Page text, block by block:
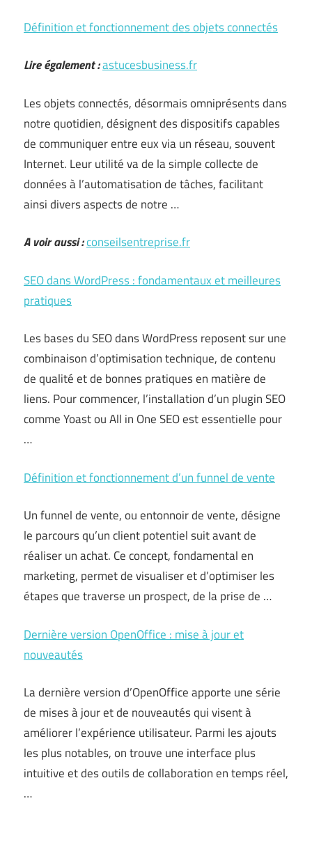
Définition et fonctionnement des objets connectés
Lire également :astucesbusiness.fr
Les objets connectés, désormais omniprésents dans
notre quotidien, désignent des dispositifs capables
de communiquer entre eux via un réseau, souvent
Internet. Leur utilité va de la simple collecte de
données à l’automatisation de tâches, facilitant
ainsi divers aspects de notre …
A voir aussi :conseilsentreprise.fr
SEO dans WordPress : fondamentaux et meilleures
pratiques
Les bases du SEO dans WordPress reposent sur une
combinaison d’optimisation technique, de contenu
de qualité et de bonnes pratiques en matière de
liens. Pour commencer, l’installation d’un plugin SEO
comme Yoast ou All in One SEO est essentielle pour
…
Définition et fonctionnement d’un funnel de vente
Un funnel de vente, ou entonnoir de vente, désigne
le parcours qu’un client potentiel suit avant de
réaliser un achat. Ce concept, fondamental en
marketing, permet de visualiser et d’optimiser les
étapes que traverse un prospect, de la prise de …
Dernière version OpenOffice : mise à jour et
nouveautés
La dernière version d’OpenOffice apporte une série
de mises à jour et de nouveautés qui visent à
améliorer l’expérience utilisateur. Parmi les ajouts
les plus notables, on trouve une interface plus
intuitive et des outils de collaboration en temps réel,
…